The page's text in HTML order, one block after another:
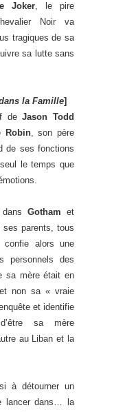
le Joker, le pire
Noir va
tragiques de sa
sa lutte sans
la Famille]
deJason Todd
Robin, son père
de ses fonctions
le temps que
Gotham et
ses parents, tous
confie alors une
personnels des
sa mère était en
non sa « vraie
et identifie
sa mère
au Liban et la
à détourner un
lancer dans… la